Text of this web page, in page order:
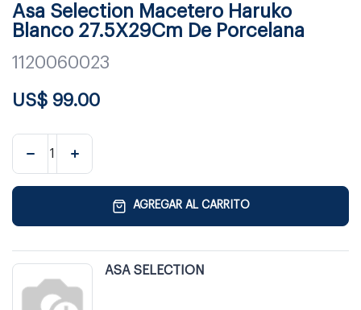
Asa Selection Macetero Haruko
Blanco 27.5X29Cm De Porcelana
1120060023
US$ 99.00
AGREGAR AL CARRITO
ASA SELECTION